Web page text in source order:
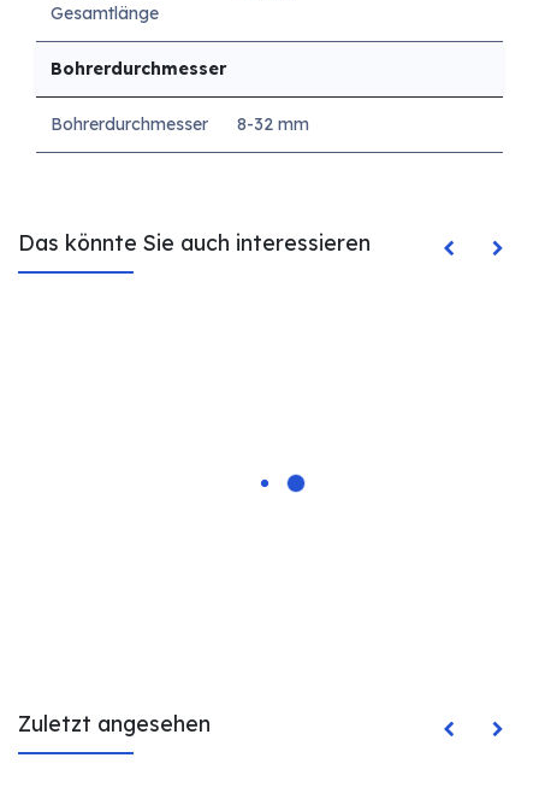
Gesamtlänge
Bohrerdurchmesser
Bohrerdurchmesser 8-32 mm
Das könnte Sie auch interessieren
Zuletzt angesehen